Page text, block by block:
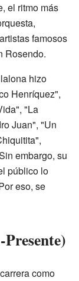
el ritmo más
famosos
Rosendo.
hizo
Henríquez",
"La
Juan", "Un
embargo, su
público lo
eso, se
como